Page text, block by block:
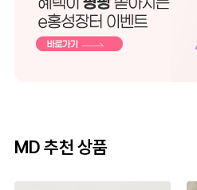
MD 추천 상품